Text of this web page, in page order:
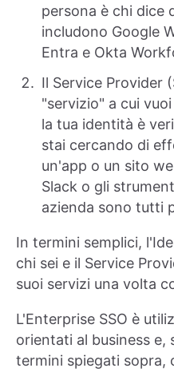
persona è chi dice
includono Google
Entra e Okta
Il Service Provider
"servizio" a cui
la tua identità è
stai cercando di
un'app o un sito
Slack o gli
azienda sono tutti
In termini semplici,
chi sei e il Service
suoi servizi una volta
L'Enterprise SSO è
orientati al business e,
termini spiegati sopra,